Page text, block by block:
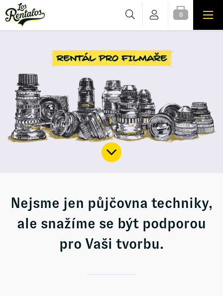
0
Nejsme jen půjčovna techniky,
ale snažíme se být podporou
pro Vaši tvorbu.